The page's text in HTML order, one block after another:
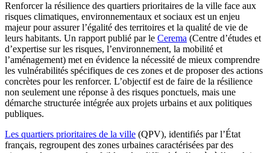
Renforcer la résilience des quartiers prioritaires de la ville face aux
risques climatiques, environnementaux et sociaux est un enjeu
majeur pour assurer l’égalité des territoires et la qualité de vie de
leurs habitants. Un rapport publié par le Cerema (Centre d’études et
d’expertise sur les risques, l’environnement, la mobilité et
l’aménagement) met en évidence la nécessité de mieux comprendre
les vulnérabilités spécifiques de ces zones et de proposer des actions
concrètes pour les renforcer. L’objectif est de faire de la résilience
non seulement une réponse à des risques ponctuels, mais une
démarche structurée intégrée aux projets urbains et aux politiques
publiques.
Les quartiers prioritaires de la ville (QPV), identifiés par l’État
français, regroupent des zones urbaines caractérisées par des